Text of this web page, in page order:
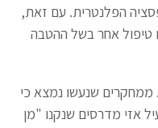
הפלנטרית. עם זאת,
טיפול אחר בשל ההטבה
שנעשו נמצא כי
אזי מדרסים שנקנו "מן